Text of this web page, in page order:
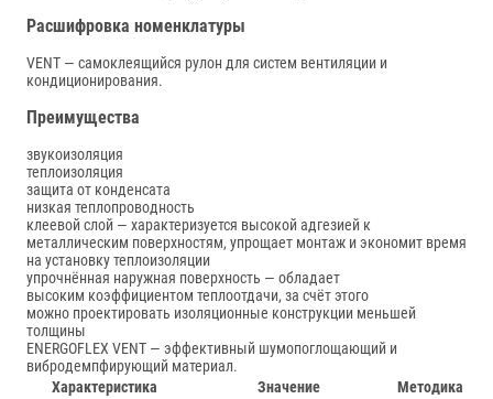
Расшифровка номенклатуры
VENT — самоклеящийся рулон для систем вентиляции и
кондиционирования.
Преимущества
звукоизоляция
теплоизоляция
защита от конденсата
низкая теплопроводность
клеевой слой — характеризуется высокой адгезией к
металлическим поверхностям, упрощает монтаж и экономит время
на установку теплоизоляции
упрочнённая наружная поверхность — обладает
высоким коэффициентом теплоотдачи, за счёт этого
можно проектировать изоляционные конструкции меньшей
толщины
ENERGOFLEX VENT — эффективный шумопоглощающий и
вибродемпфирующий материал.
Характеристика
Значение
Методика